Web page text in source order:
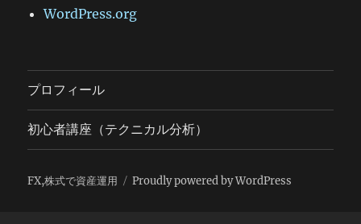
WordPress.org
プロフィール
初心者講座（テクニカル分析）
FX,株式で資産運用 Proudly powered by WordPress